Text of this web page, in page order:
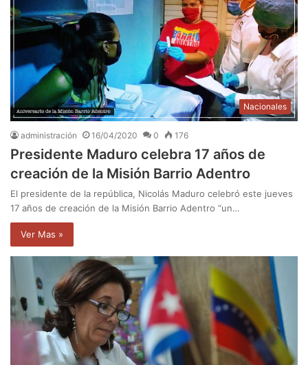
Nacionales
administración 16/04/2020 0 176
Presidente Maduro celebra 17 años de
creación de la Misión Barrio Adentro
El presidente de la república, Nicolás Maduro celebró este jueves
17 años de creación de la Misión Barrio Adentro “un…
Ver Mas »